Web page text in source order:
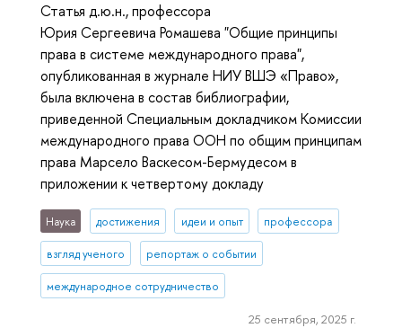
Статья д.ю.н., профессора
Юрия Сергеевича Ромашева "Общие принципы
права в системе международного права",
опубликованная в журнале НИУ ВШЭ «Право»,
была включена в состав библиографии,
приведенной Специальным докладчиком Комиссии
международного права ООН по общим принципам
права Марсело Васкесом-Бермудесом в
приложении к четвертому докладу
Наука достижения идеи и опыт профессора
взгляд ученого репортаж о событии
международное сотрудничество
25 сентября, 2025 г.